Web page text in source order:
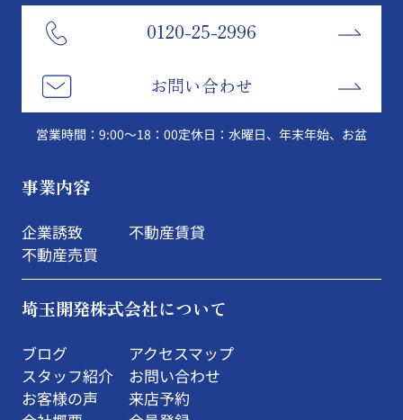
0120-25-2996
お問い合わせ
営業時間：9:00～18：00定休日：水曜日、年末年始、お盆
事業内容
企業誘致
不動産売買
不動産賃貸
埼玉開発株式会社について
ブログ
スタッフ紹介
お客様の声
アクセスマップ
お問い合わせ
来店予約